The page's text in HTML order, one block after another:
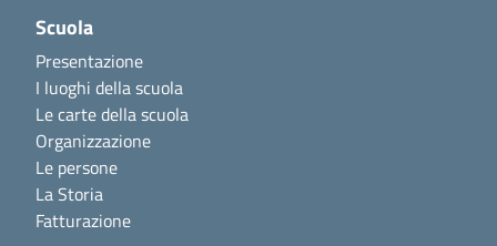
Scuola
Presentazione
I luoghi della scuola
Le carte della scuola
Organizzazione
Le persone
La Storia
Fatturazione